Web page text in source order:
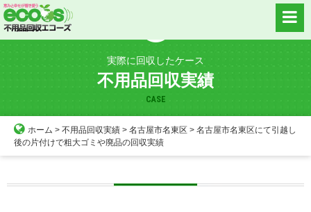
Skip
to
実際に回収したケース
不用品回収実績
CASE
ホーム > 不用品回収実績 > 名古屋市名東区 > 名古屋市名東区にて引越し
後の片付けで粗大ゴミや廃品の回収実績